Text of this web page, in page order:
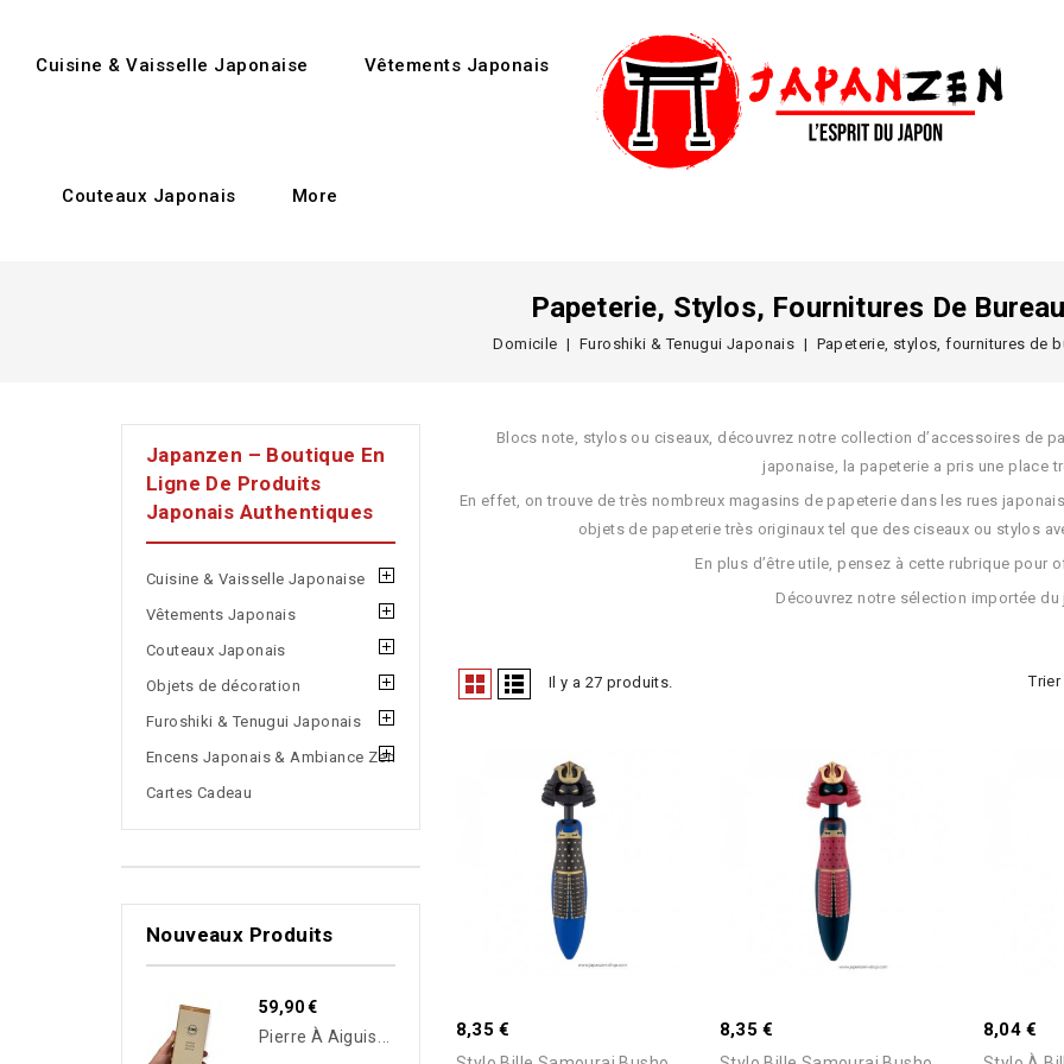
Cuisine & Vaisselle Japonaise Vêtements Japonais
Couteaux Japonais More
Papeterie, Stylos, Fournitures De Bureau
Domicile Furoshiki & Tenugui Japonais Papeterie, stylos, fournitures de
Japanzen – Boutique En
Ligne De Produits
Japonais Authentiques
Cuisine & Vaisselle Japonaise
Vêtements Japonais
Couteaux Japonais
Objets de décoration
Furoshiki & Tenugui Japonais
Encens Japonais & Ambiance Zen
Cartes Cadeau
Nouveaux Produits
59,90 €
Blocs note, stylos ou ciseaux, découvrez notre collection d’accessoires de
japonaise, la papeterie a pris une place
En effet, on trouve de très nombreux magasins de papeterie dans les rues
objets de papeterie très originaux tel que des ciseaux ou stylos
En plus d’être utile, pensez à cette rubrique pour
Découvrez notre sélection importée du
Il y a 27 produits.
8,35 € 8,35 € 8,04 €